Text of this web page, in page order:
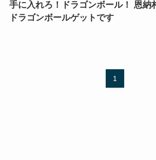
手に入れろ！ドラゴンボール！ 恩納
ドラゴンボールゲットです
1